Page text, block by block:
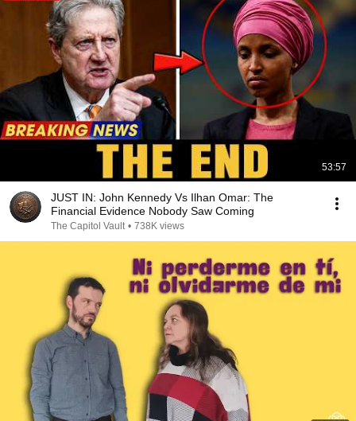
53:57
JUST IN: John Kennedy Vs Ilhan Omar: The
Financial Evidence Nobody Saw Coming
The Capitol Vault • 738K views